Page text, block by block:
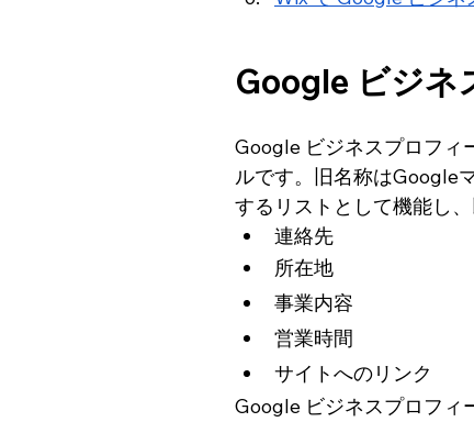
Google ビジネ
Google ビジネスプロフィ
ルです。旧名称はGoogle
するリストとして機能し
連絡先
所在地
事業内容
営業時間
サイトへのリンク
Google ビジネスプロフィ